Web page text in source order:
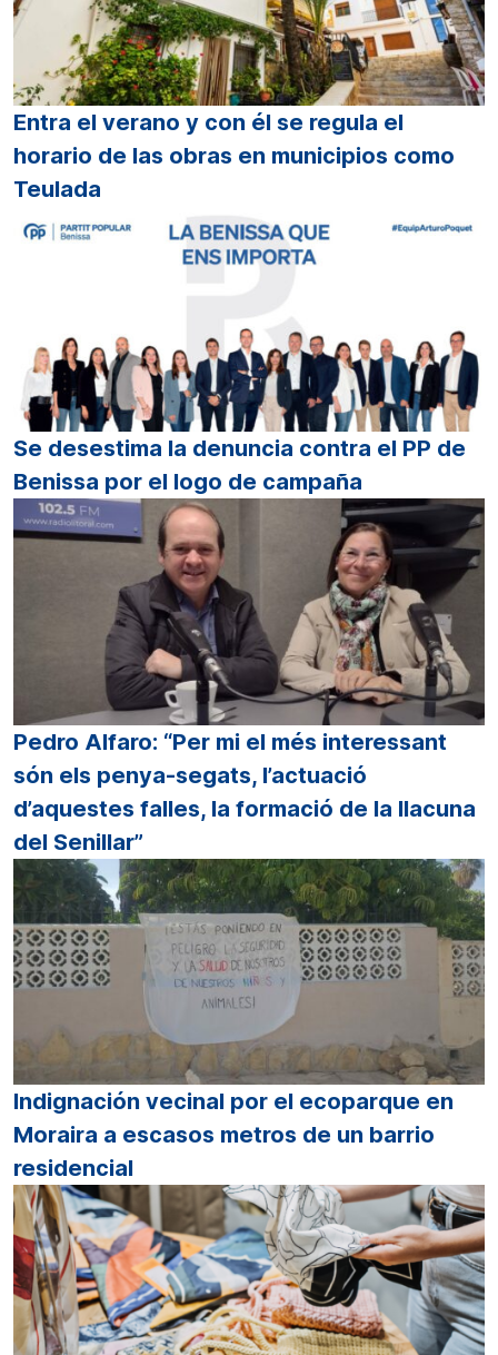
Entra el verano y con él se regula el
horario de las obras en municipios como
Teulada
Se desestima la denuncia contra el PP de
Benissa por el logo de campaña
Pedro Alfaro: “Per mi el més interessant
són els penya-segats, l’actuació
d’aquestes falles, la formació de la llacuna
del Senillar”
Indignación vecinal por el ecoparque en
Moraira a escasos metros de un barrio
residencial